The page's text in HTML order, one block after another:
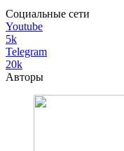
Социальные сети
Youtube
5k
Telegram
20k
Авторы